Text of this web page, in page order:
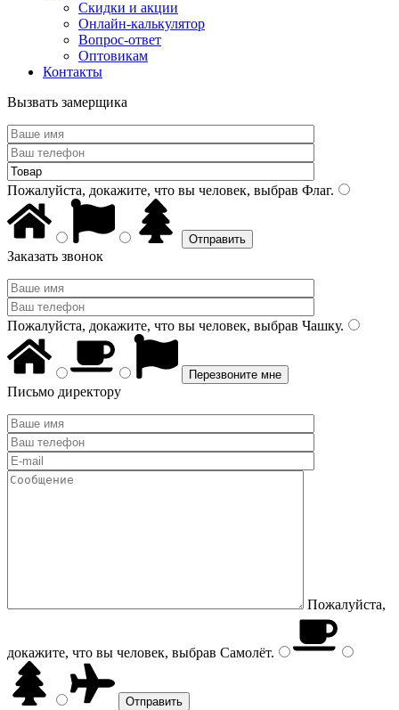
Скидки и акции
Онлайн-калькулятор
Вопрос-ответ
Оптовикам
Контакты
Вызвать замерщика
Пожалуйста, докажите, что вы человек, выбрав Флаг.
Заказать звонок
Пожалуйста, докажите, что вы человек, выбрав Чашку.
Письмо директору
Пожалуйста,
докажите, что вы человек, выбрав Самолёт.